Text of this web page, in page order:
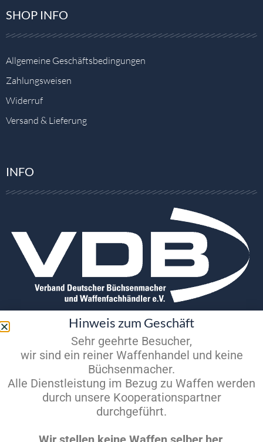
SHOP INFO
Allgemeine Geschäftsbedingungen
Zahlungsweisen
Widerruf
Versand & Lieferung
INFO
2026 Bäurle GmbH
Datenschutz Impressum
Hinweis zum Geschäft
Sehr geehrte Besucher,
wir sind ein reiner Waffenhandel und keine
Büchsenmacher.
Alle Dienstleistung im Bezug zu Waffen werden
durch unsere Kooperationspartner
durchgeführt.